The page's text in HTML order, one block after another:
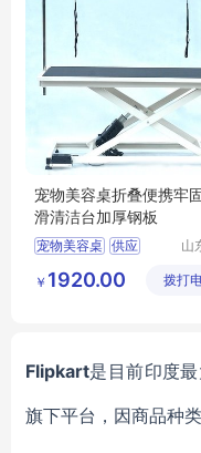
宠物美容桌折叠便携牢
滑清洁台加厚钢板
宠物美容桌 供应
狗狗清洁美容工具
山
有
￥ 1920.00 拨打
Flipkart是目前印度
旗下平台，因商品种